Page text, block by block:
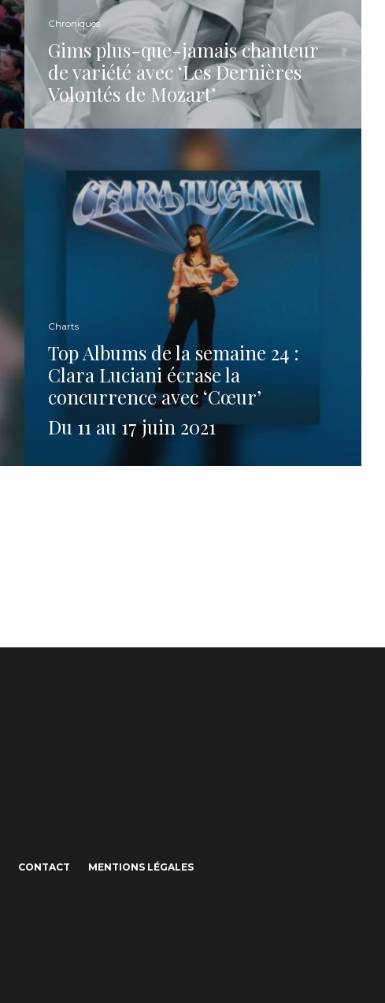
Chroniques
Gims plus-que-jamais chanteur
de variété avec ‘Les Dernières
Volontés de Mozart’
Charts
Top Albums de la semaine 24 :
Clara Luciani écrase la
concurrence avec ‘Cœur’
Du 11 au 17 juin 2021
CONTACT MENTIONS LÉGALES